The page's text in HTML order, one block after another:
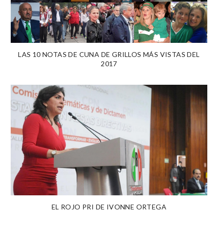
LAS 10 NOTAS DE CUNA DE GRILLOS MÁS VISTAS DEL
2017
EL ROJO PRI DE IVONNE ORTEGA